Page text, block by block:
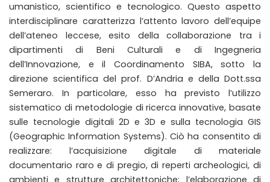
umanistico, scientifico e tecnologico. Questo aspetto
interdisciplinare caratterizza l’attento lavoro dell’equipe
dell’ateneo leccese, esito della collaborazione tra i
dipartimenti di Beni Culturali e di Ingegneria
dell’Innovazione, e il Coordinamento SIBA, sotto la
direzione scientifica del prof. D’Andria e della Dott.ssa
Semeraro. In particolare, esso ha previsto l’utilizzo
sistematico di metodologie di ricerca innovative, basate
sulle tecnologie digitali 2D e 3D e sulla tecnologia GIS
(Geographic Information Systems). Ciò ha consentito di
realizzare: l’acquisizione digitale di materiale
documentario raro e di pregio, di reperti archeologici, di
ambienti e strutture architettoniche; l’elaborazione di